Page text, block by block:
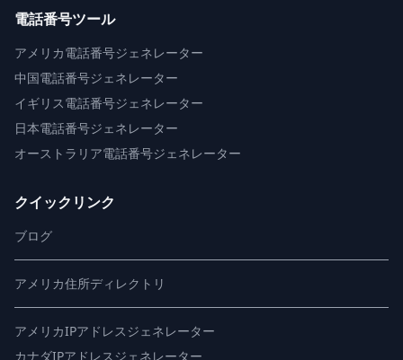
電話番号ツール
アメリカ電話番号ジェネレーター
中国電話番号ジェネレーター
イギリス電話番号ジェネレーター
日本電話番号ジェネレーター
オーストラリア電話番号ジェネレーター
クイックリンク
ブログ
アメリカ住所ディレクトリ
アメリカIPアドレスジェネレーター
カナダIPアドレスジェネレーター